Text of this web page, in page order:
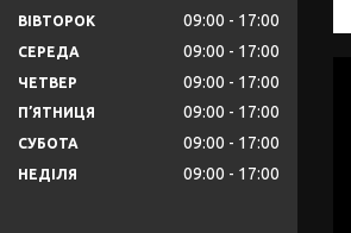
ВІВТОРОК 09:00 17:00
СЕРЕДА 09:00 17:00
ЧЕТВЕР 09:00 17:00
ПʼЯТНИЦЯ 09:00 17:00
СУБОТА 09:00 17:00
НЕДІЛЯ 09:00 17:00